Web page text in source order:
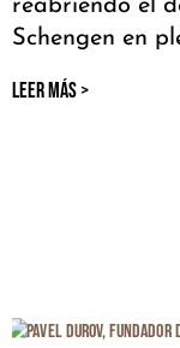
reabriendo el
Schengen en
LEER MÁS >